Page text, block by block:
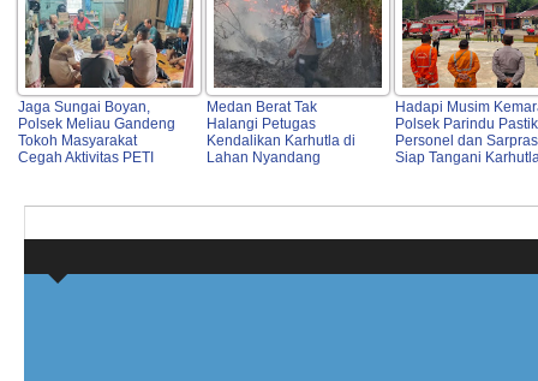
Jaga Sungai Boyan,
Polsek Meliau Gandeng
Tokoh Masyarakat
Cegah Aktivitas PETI
Medan Berat Tak
Halangi Petugas
Kendalikan Karhutla di
Lahan Nyandang
Hadapi Musim
Polsek Parindu
Personel dan Sarpras
Siap Tangani